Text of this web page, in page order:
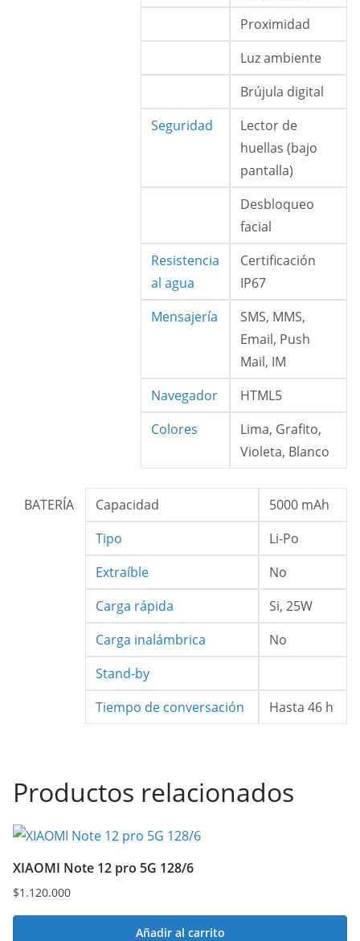
Proximidad
Luz ambiente
Brújula digital
Seguridad
Lector de
huellas (bajo
pantalla)
Desbloqueo
facial
Resistencia
al agua
Certificación
IP67
Mensajería
SMS, MMS,
Email, Push
Mail, IM
Navegador
HTML5
Colores
Lima, Grafito,
Violeta, Blanco
BATERÍA Capacidad
5000 mAh
Tipo
Li-Po
Extraíble
No
Carga rápida
Si, 25W
Carga inalámbrica
No
Stand-by
Tiempo de conversación
Hasta 46 h
Productos relacionados
XIAOMI Note 12 pro 5G 128/6
$1.120.000
Añadir al carrito